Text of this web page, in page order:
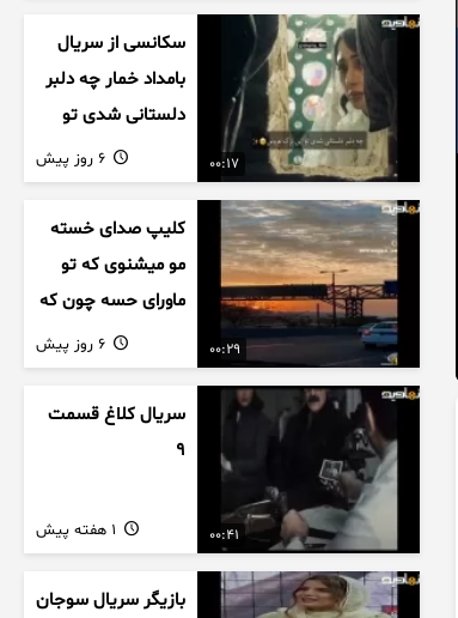
00:17
سکانسی از سریال
بامداد خمار چه دلبر
دلستانی شدی تو
این بزک عروس..
00:29
کلیپ صدای خسته
مو میشنوی که تو
ماورای حسه چون که
داریم می رسیم به
اخرای قصه
00:41
سریال کلاغ قسمت
9
بازیگر سریال سوجان